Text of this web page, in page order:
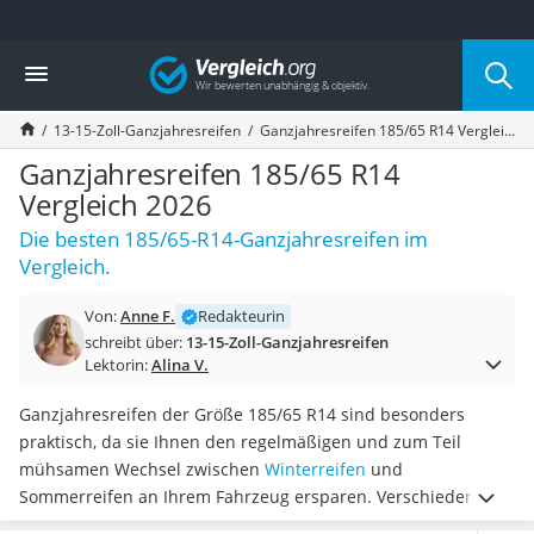
Die beliebtesten Vergleiche nach Kategorie
Auto & Motor
Fahrradträger-Anhängerkupplung (4 Fahrräder)
Fahrradträger
Fahrradträger (Anhängerkupplung)
Fahrradträger 3 Fahrräder
Benzinkanister (20 l)
Dashcam
Fahrradträger E-Bike
Marderschreck
Wagenheber 3t
AGM-Batterie Wohnmobil
Thule-Fahrradträger
FM-Transmitter
Sommerreifen 205/55 R16
Autobatterie-Ladegerät
Starthilfe mit Kompressor
Vergleich
13-15-Zoll-Ganzjahresreifen Ganzjahresreifen 185/65 R14 Vergleich 2026
Ganzjahresreifen 185/65 R14
Vergleich 2026
Die besten 185/65-R14-Ganzjahresreifen im
Vergleich.
Von:Anne F.
Redakteurin
schreibt über: 13-15-Zoll-Ganzjahresreifen
Lektorin:Alina V.
Ganzjahresreifen der Größe 185/65 R14 sind besonders
praktisch, da sie Ihnen den regelmäßigen und zum Teil
mühsamen Wechsel zwischen Winterreifen und
Sommerreifen an Ihrem Fahrzeug ersparen. Verschiedene
Tests im Internet empfehlen, vor dem Kauf auf bestimmte